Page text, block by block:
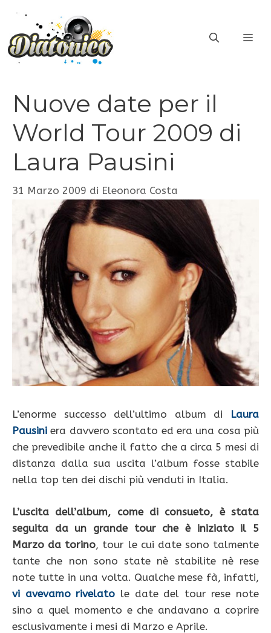
contenuto
Nuove date per il
World Tour 2009 di
Laura Pausini
31 Marzo 2009 di Eleonora Costa
L’enorme successo dell’ultimo album di Laura
Pausini era davvero scontato ed era una cosa più
che prevedibile anche il fatto che a circa 5 mesi di
distanza dalla sua uscita l’album fosse stabile
nella top ten dei dischi più venduti in Italia.
L’uscita dell’album, come di consueto, è stata
seguita da un grande tour che è iniziato il 5
Marzo da torino, tour le cui date sono talmente
tante che non sono state nè stabilite nè rese
note tutte in una volta. Qualche mese fà, infatti,
vi avevamo rivelato le date del tour rese note
sino a quel momento e che andavano a coprire
esclusivamente i mesi di Marzo e Aprile.